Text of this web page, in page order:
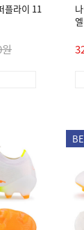
플라이 11